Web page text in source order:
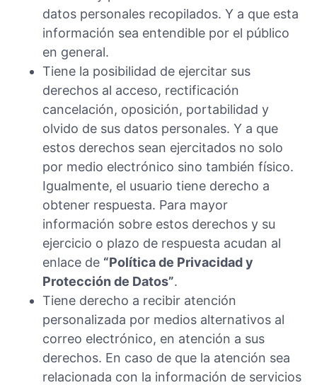
datos personales recopilados. Y a que esta
información sea entendible por el público
en general.
Tiene la posibilidad de ejercitar sus
derechos al acceso, rectificación
cancelación, oposición, portabilidad y
olvido de sus datos personales. Y a que
estos derechos sean ejercitados no solo
por medio electrónico sino también físico.
Igualmente, el usuario tiene derecho a
obtener respuesta. Para mayor
información sobre estos derechos y su
ejercicio o plazo de respuesta acudan al
enlace de “Política de Privacidad y
Protección de Datos”.
Tiene derecho a recibir atención
personalizada por medios alternativos al
correo electrónico, en atención a sus
derechos. En caso de que la atención sea
relacionada con la información de servicios